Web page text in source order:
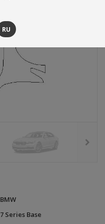
BMW
7 Series Base
RU